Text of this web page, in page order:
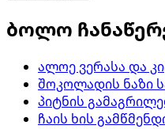
ბოლო
ალოე ვერასა და
შოკოლადის ნაზი
პიტნის
ჩაის ხის